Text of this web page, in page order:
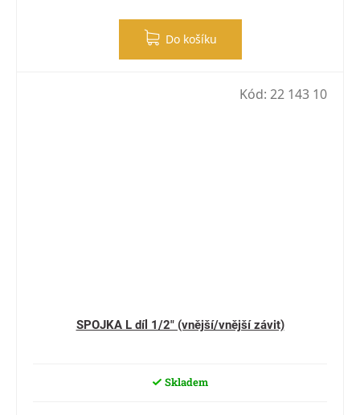
Do košíku
SPOJKA L díl 1/2" (vnější/vnější závit)
Skladem
Kód: 22 143 10